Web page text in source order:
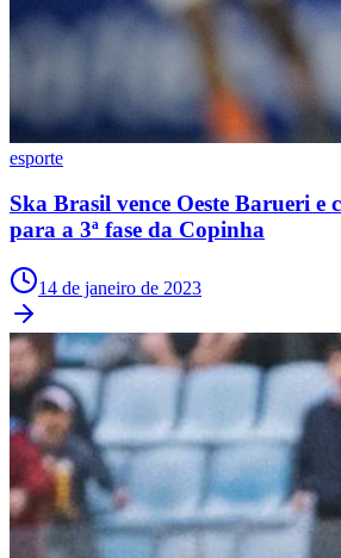
Mundial 2026
esporte
Ska Brasil vence Oeste Barueri e
para a 3ª fase da Copinha
14 de janeiro de 2023